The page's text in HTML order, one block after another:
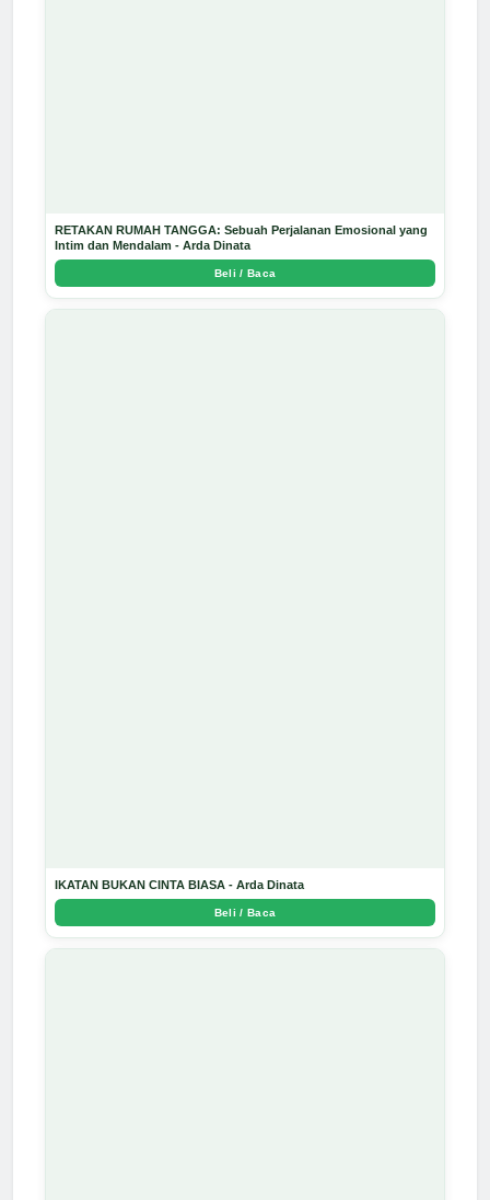
RETAKAN RUMAH TANGGA: Sebuah Perjalanan Emosional yang
Intim dan Mendalam - Arda Dinata
Beli / Baca
IKATAN BUKAN CINTA BIASA - Arda Dinata
Beli / Baca